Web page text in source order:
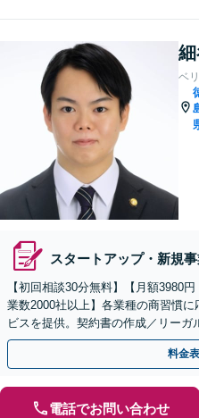
ベ
スタートアップ・新規
【初回相談30分無料】【月額3980
業数2000社以上】各業種の商習慣
ビスを提供。契約書の作成／リー
的財産等、お任せください【他士業
料金
電話でお問い合わせ